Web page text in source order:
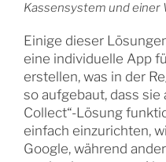
Kassensystem und einer
Einige dieser
eine individuelle App
erstellen, was in der
so aufgebaut, dass sie
Collect“-Lösung
einfach einzurichten,
Google, während